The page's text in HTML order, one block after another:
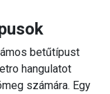
betűtípust
hangulatot
számára. Egy